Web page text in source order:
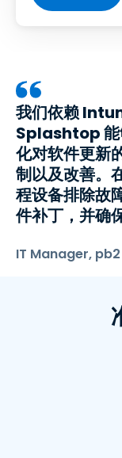
我们依赖
Splashtop 能
化对软件更新
制以及改善。
程设备排除故
件补丁，并确
IT Manager,